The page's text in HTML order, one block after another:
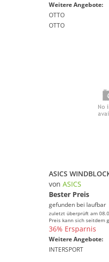
Weitere Angebote:
OTTO
OTTO
von ASICS
Bester Preis
gefunden bei laufbar
zuletzt überprüft am
Preis kann sich seitdem
36% Ersparnis
Weitere Angebote:
INTERSPORT